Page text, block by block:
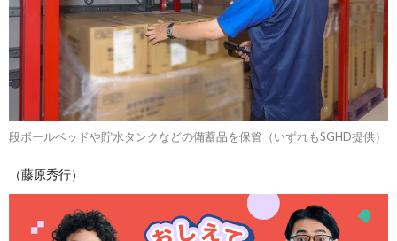
段ボールベッドや貯水タンクなどの備蓄品を保管（いずれもSGHD提供）
（藤原秀行）